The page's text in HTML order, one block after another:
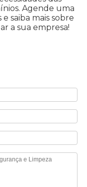
Agende uma
saiba mais sobre
a sua empresa!